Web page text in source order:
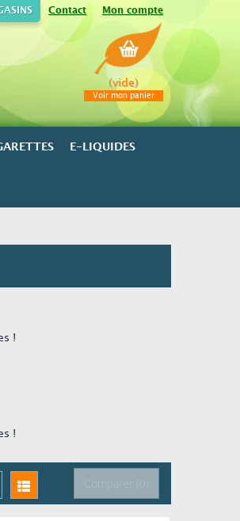
Mon compte
Contact
(vide)
Voir mon panier
E-LIQUIDES
!
!